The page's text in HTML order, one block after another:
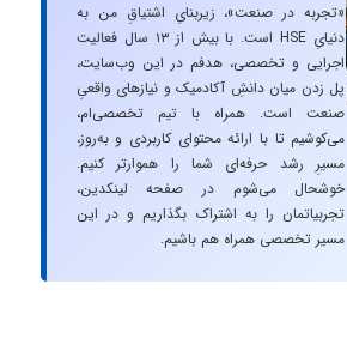
«تجربه در صنعت»، زیربنایِ اشتیاقِ من به
دنیایِ HSE است. با بیش از ۱۳ سال فعالیت
اجرایی و تخصصی، هدفم در این وب‌سایت،
پل زدن میان دانشِ آکادمیک و نیازهای واقعیِ
صنعت است. همراه با تیم تخصصی‌ام،
می‌کوشیم تا با ارائه محتوای کاربردی و به‌روز،
مسیرِ رشد حرفه‌ای شما را هموارتر کنیم.
خوشحال می‌شوم در صفحه لینکدین،
تجربیاتمان را به اشتراک بگذاریم و در این
مسیر تخصصی همراه هم باشیم.